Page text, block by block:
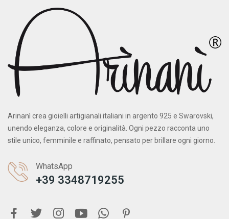
Arinanì crea gioielli artigianali italiani in argento 925 e Swarovski,
unendo eleganza, colore e originalità. Ogni pezzo racconta uno
stile unico, femminile e raffinato, pensato per brillare ogni giorno.
WhatsApp
+39 3348719255